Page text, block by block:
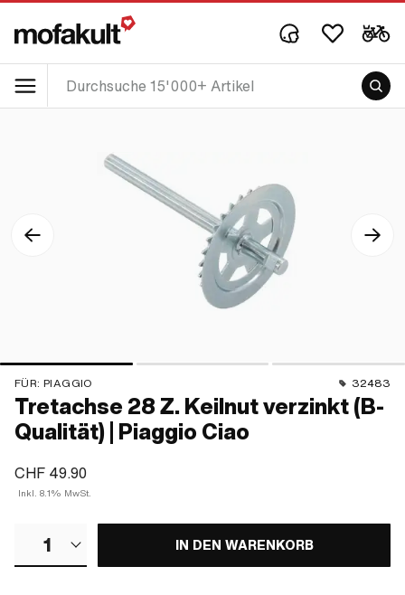
FÜR: PIAGGIO 32483
Tretachse 28 Z. Keilnut verzinkt (B-
Qualität) | Piaggio Ciao
CHF 49.90
Inkl. 8.1% MwSt.
1 IN DEN WARENKORB